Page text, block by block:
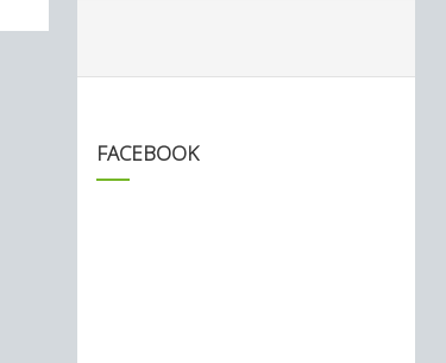
FACEBOOK